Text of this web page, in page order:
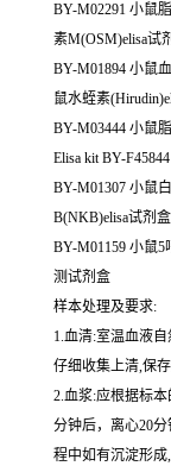
BY-M02291 小鼠
素M(OSM)elisa试
BY-M01894 小鼠
鼠水蛭素
BY-M03444 小鼠
Elisa kit BY-F45844
BY-M01307 小鼠
B(NKB)elisa试剂盒
BY-M01159 小鼠5
测试剂盒
样本处理及要求:
1.血清:室温血液自
仔细收集上清,保
2.血浆:应根据标
分钟后，离心20
程中如有沉淀形成